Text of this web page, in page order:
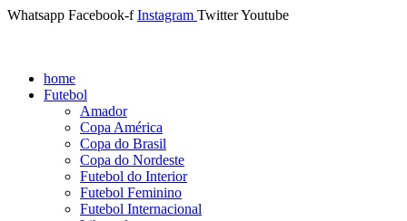
Whatsapp Facebook-f Instagram TwitterYoutube
home
Futebol
Amador
Copa América
Copa do Brasil
Copa do Nordeste
Futebol do Interior
Futebol Feminino
Futebol Internacional